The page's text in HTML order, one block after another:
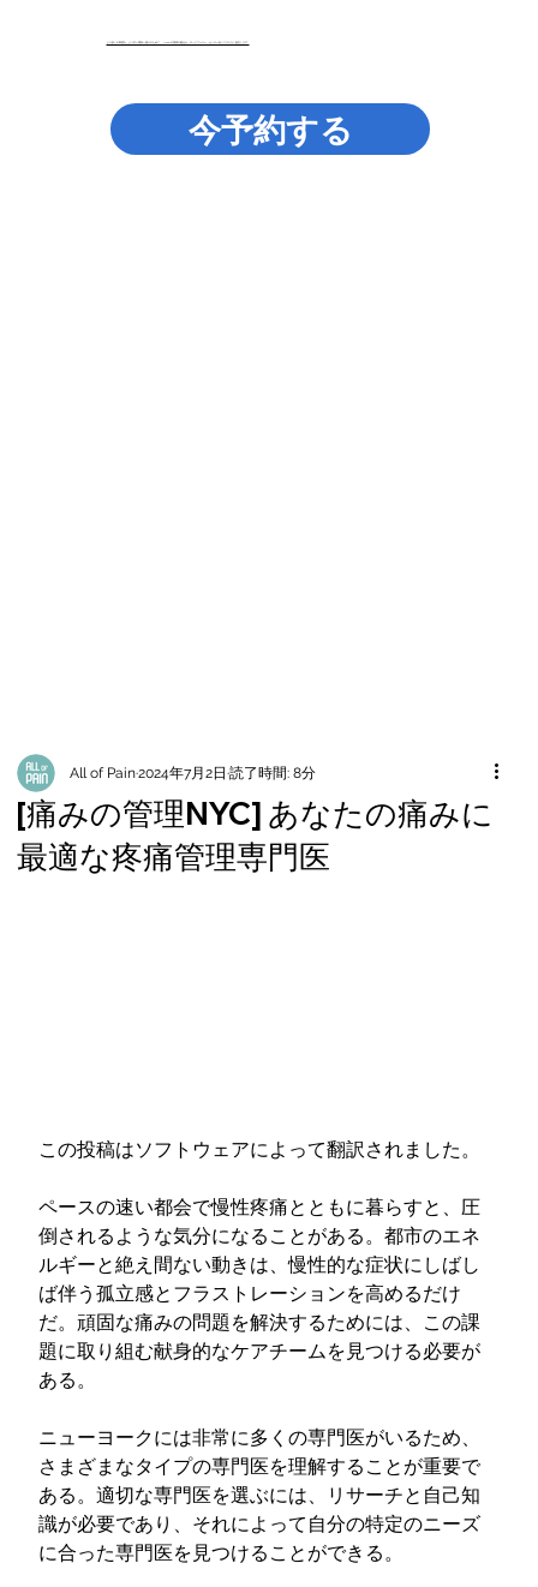
より多くの希望を、より広い場所へ届けるために。 AOPの第四の拠点が、ロックフェラー・センター近くにまもなく誕生します。
今予約する
[痛みの管理NYC] あなたの痛みに
最適な疼痛管理専門医
All of Pain2024年7月2日 読了時間: 8分
この投稿はソフトウェアによって翻訳されました。
ペースの速い都会で慢性疼痛とともに暮らすと、圧
倒されるような気分になることがある。都市のエネ
ルギーと絶え間ない動きは、慢性的な症状にしばし
ば伴う孤立感とフラストレーションを高めるだけ
だ。頑固な痛みの問題を解決するためには、この課
題に取り組む献身的なケアチームを見つける必要が
ある。
ニューヨークには非常に多くの専門医がいるため、
さまざまなタイプの専門医を理解することが重要で
ある。適切な専門医を選ぶには、リサーチと自己知
識が必要であり、それによって自分の特定のニーズ
に合った専門医を見つけることができる。